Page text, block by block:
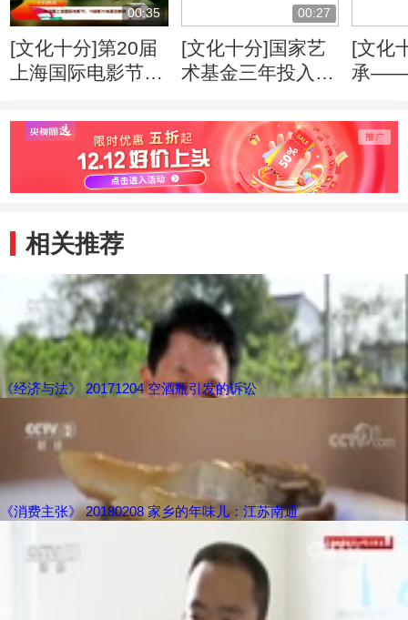
00:35
[文化十分]第20届
上海国际电影节：
奖
00:27
[文化十分]国家艺
术基金三年投入20
支持艺术创作
[文化
承——
现中
美
相关推荐
《经济与法》 20171204 空酒瓶引发的诉讼
《消费主张》 20180208 家乡的年味儿：江苏南通